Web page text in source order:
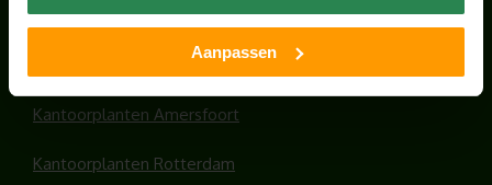
Aanpassen
Kantoorplanten Utrecht
Kantoorplanten Amsterdam
Kantoorplanten Amersfoort
Kantoorplanten Rotterdam